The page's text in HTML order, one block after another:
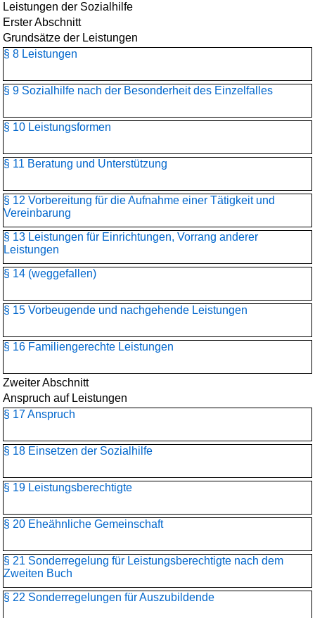
Leistungen der Sozialhilfe
Erster Abschnitt
Grundsätze der Leistungen
§ 8 Leistungen
§ 9 Sozialhilfe nach der Besonderheit des Einzelfalles
§ 10 Leistungsformen
§ 11 Beratung und Unterstützung
§ 12 Vorbereitung für die Aufnahme einer Tätigkeit und
Vereinbarung
§ 13 Leistungen für Einrichtungen, Vorrang anderer
Leistungen
§ 14 (weggefallen)
§ 15 Vorbeugende und nachgehende Leistungen
§ 16 Familiengerechte Leistungen
Zweiter Abschnitt
Anspruch auf Leistungen
§ 17 Anspruch
§ 18 Einsetzen der Sozialhilfe
§ 19 Leistungsberechtigte
§ 20 Eheähnliche Gemeinschaft
§ 21 Sonderregelung für Leistungsberechtigte nach dem
Zweiten Buch
§ 22 Sonderregelungen für Auszubildende